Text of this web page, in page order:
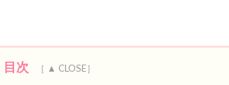
目次